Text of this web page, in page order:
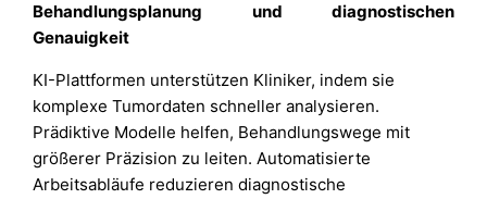
Behandlungsplanung und diagnostischen
Genauigkeit
KI-Plattformen unterstützen Kliniker, indem sie
komplexe Tumordaten schneller analysieren.
Prädiktive Modelle helfen, Behandlungswege mit
größerer Präzision zu leiten. Automatisierte
Arbeitsabläufe reduzieren diagnostische